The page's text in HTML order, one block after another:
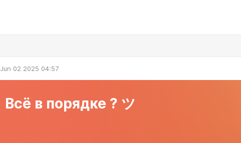
Jun 02 2025 04:57
Всё в порядке ? ツ